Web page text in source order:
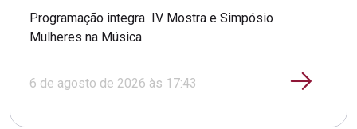
Programação integra IV Mostra e Simpósio
Mulheres na Música
6 de agosto de 2026 às 17:43